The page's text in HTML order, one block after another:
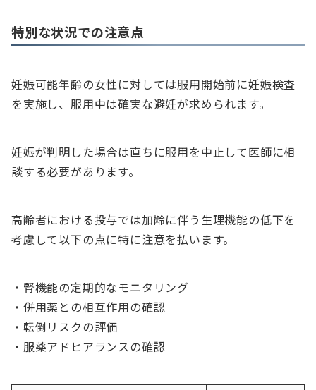
特別な状況での注意点
妊娠可能年齢の女性に対しては服用開始前に妊娠検査
を実施し、服用中は確実な避妊が求められます。
妊娠が判明した場合は直ちに服用を中止して医師に相
談する必要があります。
高齢者における投与では加齢に伴う生理機能の低下を
考慮して以下の点に特に注意を払います。
・腎機能の定期的なモニタリング
・併用薬との相互作用の確認
・転倒リスクの評価
・服薬アドヒアランスの確認